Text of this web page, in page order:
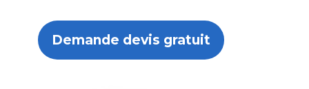
Demande devis gratuit